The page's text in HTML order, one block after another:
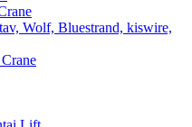
Wolf, Bluestrand, kiswire,